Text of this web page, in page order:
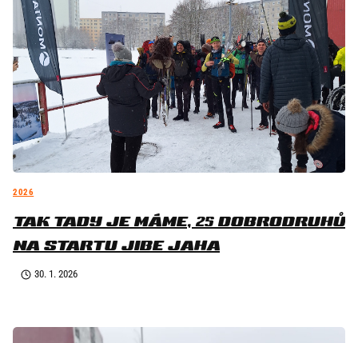
2026
TAK TADY JE MÁME, 25 DOBRODRUHŮ
NA STARTU JIBE JAHA
30. 1. 2026